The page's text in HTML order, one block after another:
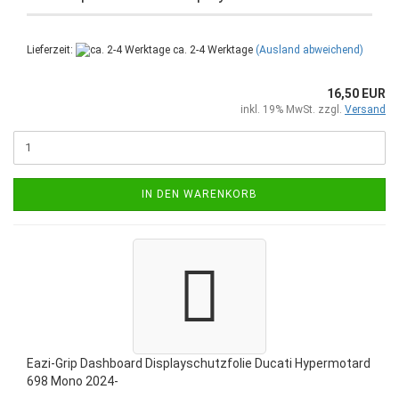
Lieferzeit: ca. 2-4 Werktage (Ausland abweichend)
16,50 EUR
inkl. 19% MwSt. zzgl. Versand
IN DEN WARENKORB
Eazi-Grip Dashboard Displayschutzfolie Ducati Hypermotard
698 Mono 2024-